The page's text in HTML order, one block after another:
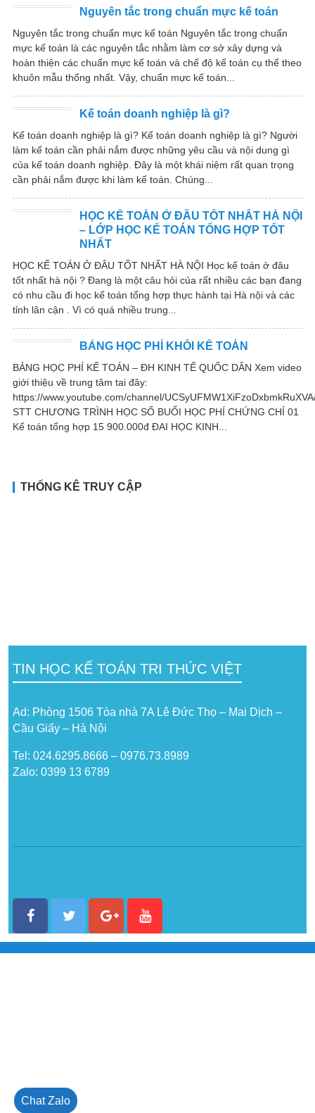
Nguyên tắc trong chuẩn mực kế toán
Nguyên tắc trong chuẩn mực kế toán Nguyên tắc trong chuẩn
mực kế toán là các nguyên tắc nhằm làm cơ sở xây dựng và
hoàn thiện các chuẩn mực kế toán và chế độ kế toán cụ thể theo
khuôn mẫu thống nhất. Vậy, chuẩn mực kế toán...
Kế toán doanh nghiệp là gì?
Kế toán doanh nghiệp là gì? Kế toán doanh nghiệp là gì? Người
làm kế toán cần phải nắm được những yêu cầu và nội dung gì
của kế toán doanh nghiệp. Đây là một khái niệm rất quan trọng
cần phải nắm được khi làm kế toán. Chúng...
HỌC KẾ TOÁN Ở ĐÂU TỐT NHẤT HÀ NỘI
– LỚP HỌC KẾ TOÁN TỔNG HỢP TỐT
NHẤT
HỌC KẾ TOÁN Ở ĐÂU TỐT NHẤT HÀ NỘI Học kế toán ở đâu
tốt nhất hà nội ? Đang là một câu hỏi của rất nhiều các bạn đang
có nhu cầu đi học kế toán tổng hợp thực hành tại Hà nội và các
tỉnh lân cận . Vì có quá nhiều trung...
BẢNG HỌC PHÍ KHỐI KẾ TOÁN
BẢNG HỌC PHÍ KẾ TOÁN – ĐH KINH TẾ QUỐC DÂN Xem video
giới thiệu về trung tâm tai đây:
https://www.youtube.com/channel/
STT CHƯƠNG TRÌNH HỌC SỐ BUỔI HỌC PHÍ CHỨNG CHỈ 01
Kế toán tổng hợp 15 900.000đ ĐAI HỌC KINH...
THỐNG KÊ TRUY CẬP
TIN HỌC KẾ TOÁN TRI THỨC VIỆT
Ad: Phòng 1506 Tòa nhà 7A Lê Đức Thọ – Mai Dịch –
Cầu Giấy – Hà Nội
Tel: 024.6295.8666 – 0976.73.8989
Zalo: 0399 13 6789
Chat Zalo